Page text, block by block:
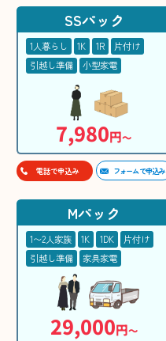
SSパック
1人暮らし 1K 1R
片付け
引越し準備
小型家電
7,980円〜
電話で申込み フォームで申込み
Mパック
1〜2人家族 1K 1DK
片付け
引越し準備
家具家電
29,000円〜